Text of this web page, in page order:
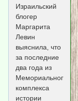
Израильский
блогер
Маргарита
Левин
выяснила, что
за последние
два года из
Мемориального
комплекса
истории